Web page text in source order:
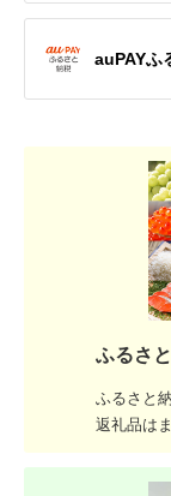
auPAYふ
ふるさ
ふるさと
返礼品は